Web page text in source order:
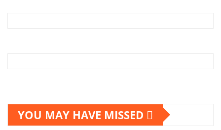
YOU MAY HAVE MISSED